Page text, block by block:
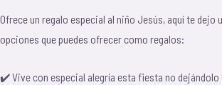
Ofrece un regalo especial al niño Jesús, aquí te dejo
opciones que puedes ofrecer como regalos:
✔️ Vive con especial alegría esta fiesta no dejándolo